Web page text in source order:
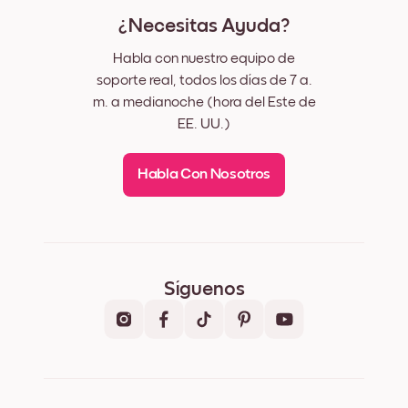
¿Necesitas Ayuda?
Habla con nuestro equipo de
soporte real, todos los días de 7 a.
m. a medianoche (hora del Este de
EE. UU.)
Habla Con Nosotros
Síguenos